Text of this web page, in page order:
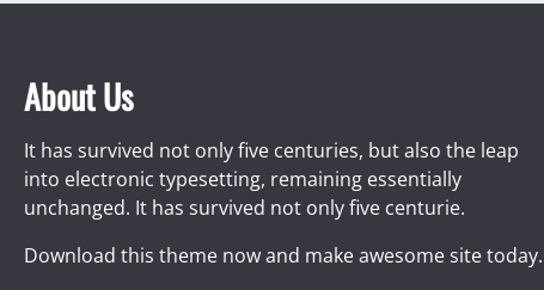
About Us
It has survived not only five centuries, but also the leap
into electronic typesetting, remaining essentially
unchanged. It has survived not only five centurie.
Download this theme now and make awesome site today.